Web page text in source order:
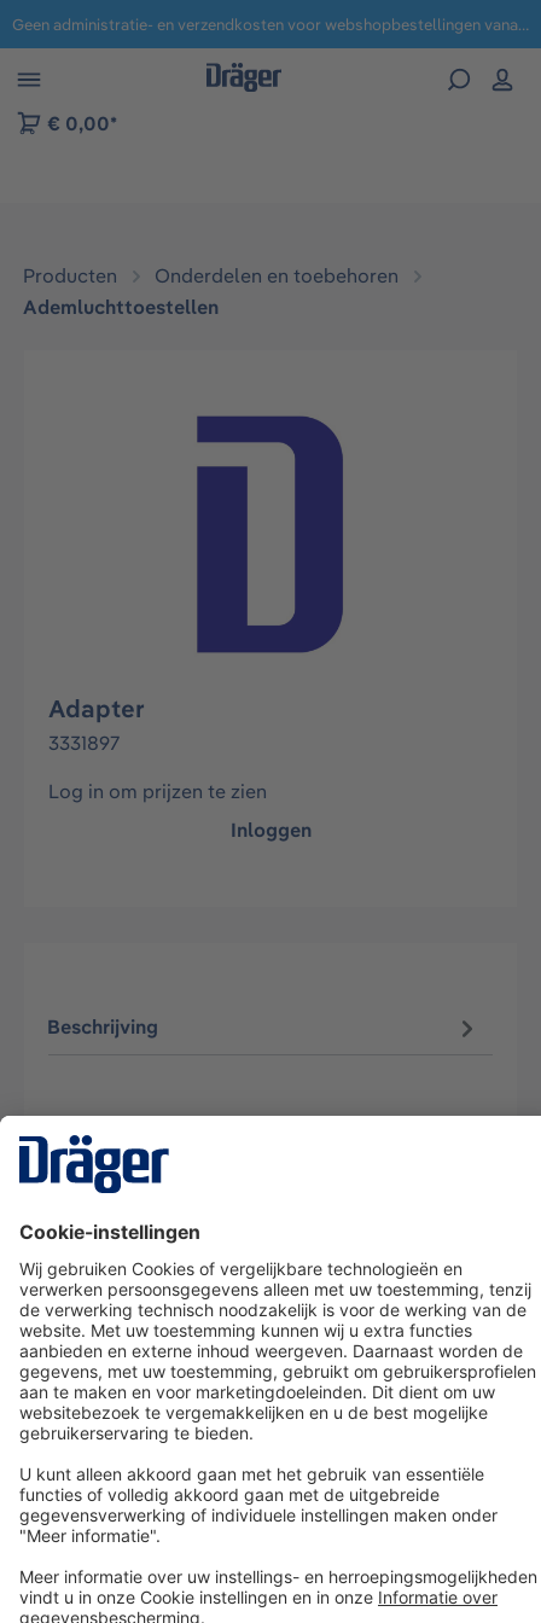
naar navigatie B2B-platform Geen administratie- en verzendkosten voor webshopbestellingen vanaf € 100,-.
€ 0,00*
Producten
Onderdelen en toebehoren
Ademluchttoestellen
Afbeeldingengalerij overslaan
Adapter
3331897
Log in om prijzen te zien
Inloggen
Beschrijving
Dräger klantenservice
Over Dräger
Bestellen in onze webshop
Community